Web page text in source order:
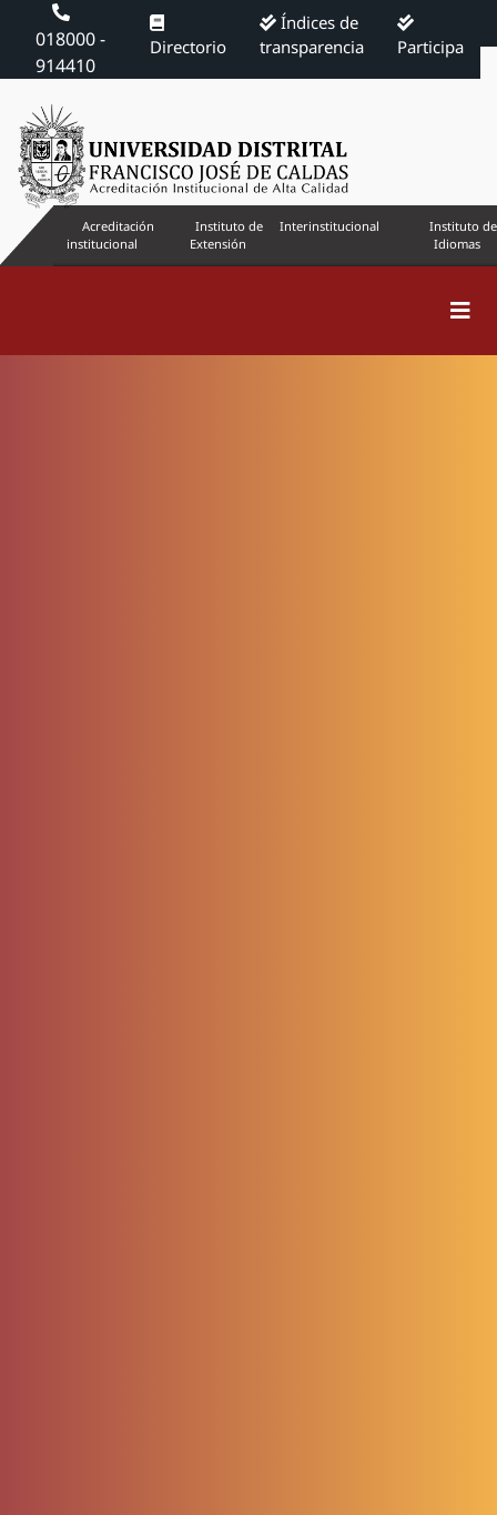
018000 -
914410
Directorio
Índices de
transparencia
Participa
Acreditación
institucional
Instituto de
Extensión
Interinstitucional
Instituto de
Idiomas